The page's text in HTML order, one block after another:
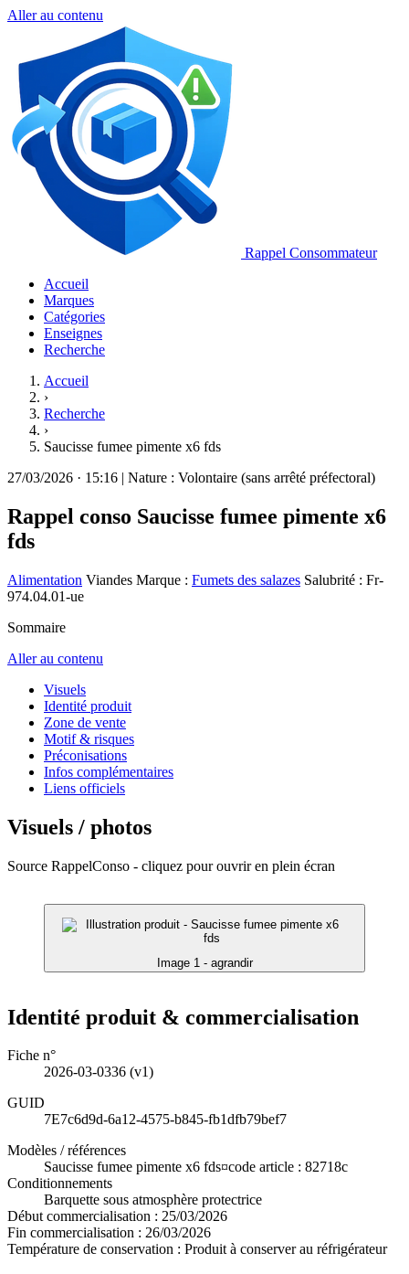
Aller au contenu
Rappel Consommateur
Accueil
Marques
Catégories
Enseignes
Recherche
Accueil
›
Recherche
›
Saucisse fumee pimente x6 fds
27/03/2026 · 15:16 | Nature : Volontaire (sans arrêté préfectoral)
Rappel conso Saucisse fumee pimente x6
fds
Alimentation Viandes Marque : Fumets des salazes Salubrité : Fr-
974.04.01-ue
Sommaire
Aller au contenu
Visuels
Identité produit
Zone de vente
Motif & risques
Préconisations
Infos complémentaires
Liens officiels
Visuels / photos
Source RappelConso - cliquez pour ouvrir en plein écran
Image 1 - agrandir
Identité produit & commercialisation
Fiche n°
2026-03-0336 (v1)
GUID
7E7c6d9d-6a12-4575-b845-fb1dfb79bef7
Modèles / références
Saucisse fumee pimente x6 fds¤code article : 82718c
Conditionnements
Barquette sous atmosphère protectrice
Début commercialisation : 25/03/2026
Fin commercialisation : 26/03/2026
Température de conservation : Produit à conserver au réfrigérateur